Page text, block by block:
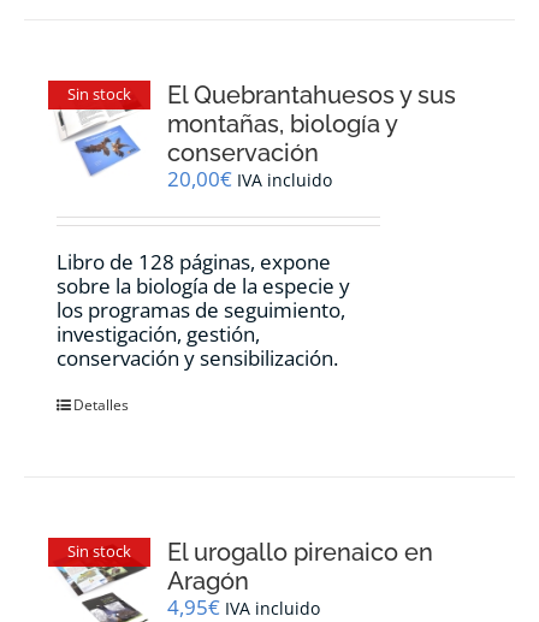
Sin stock
El Quebrantahuesos y sus
montañas, biología y
conservación
20,00€ IVA incluido
Libro de 128 páginas, expone
sobre la biología de la especie y
los programas de seguimiento,
investigación, gestión,
conservación y sensibilización.
Detalles
Sin stock
El urogallo pirenaico en
Aragón
4,95€ IVA incluido